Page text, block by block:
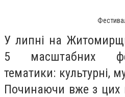
У липні на
5 масштабних
тематики: культурні,
Починаючи вже з цих